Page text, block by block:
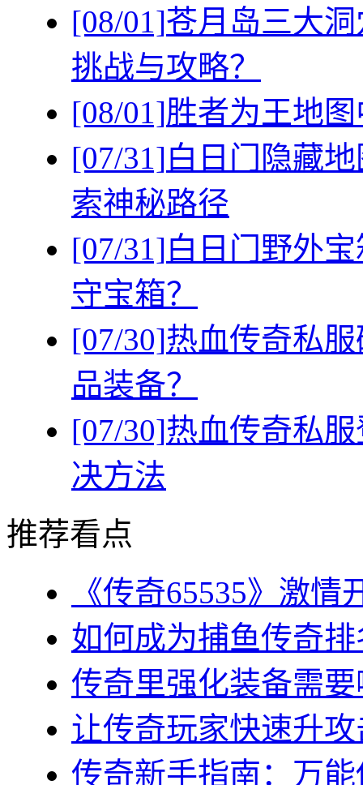
[08/01]苍月岛三大
挑战与攻略？
[08/01]胜者为王地
[07/31]白日门隐藏
索神秘路径
[07/31]白日门野外
守宝箱？
[07/30]热血传奇私
品装备？
[07/30]热血传奇私
决方法
推荐看点
《传奇65535》激
如何成为捕鱼传奇
传奇里强化装备需
让传奇玩家快速升
传奇新手指南：万